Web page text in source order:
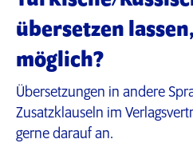
übersetzen
möglich?
Übersetzungen in andere
Zusatzklauseln im
gerne darauf an.